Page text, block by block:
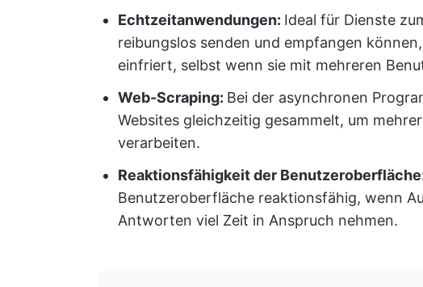
Echtzeitanwendungen: Ideal für Dienste
reibungslos senden und empfangen
einfriert, selbst wenn sie mit mehreren
Web-Scraping: Bei der asynchronen
Websites gleichzeitig gesammelt, um
verarbeiten.
Reaktionsfähigkeit der
Benutzeroberfläche reaktionsfähig, wenn
Antworten viel Zeit in Anspruch nehmen.